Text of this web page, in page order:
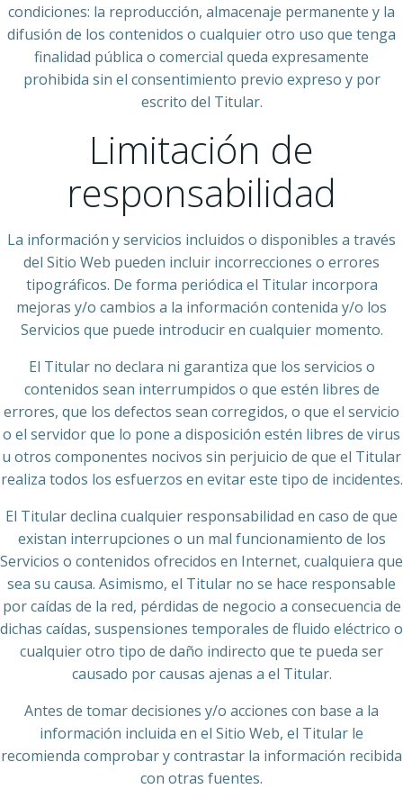
condiciones: la reproducción, almacenaje permanente y la
difusión de los contenidos o cualquier otro uso que tenga
finalidad pública o comercial queda expresamente
prohibida sin el consentimiento previo expreso y por
escrito del Titular.
Limitación de
responsabilidad
La información y servicios incluidos o disponibles a través
del Sitio Web pueden incluir incorrecciones o errores
tipográficos. De forma periódica el Titular incorpora
mejoras y/o cambios a la información contenida y/o los
Servicios que puede introducir en cualquier momento.
El Titular no declara ni garantiza que los servicios o
contenidos sean interrumpidos o que estén libres de
errores, que los defectos sean corregidos, o que el servicio
o el servidor que lo pone a disposición estén libres de virus
u otros componentes nocivos sin perjuicio de que el Titular
realiza todos los esfuerzos en evitar este tipo de incidentes.
El Titular declina cualquier responsabilidad en caso de que
existan interrupciones o un mal funcionamiento de los
Servicios o contenidos ofrecidos en Internet, cualquiera que
sea su causa. Asimismo, el Titular no se hace responsable
por caídas de la red, pérdidas de negocio a consecuencia de
dichas caídas, suspensiones temporales de fluido eléctrico o
cualquier otro tipo de daño indirecto que te pueda ser
causado por causas ajenas a el Titular.
Antes de tomar decisiones y/o acciones con base a la
información incluida en el Sitio Web, el Titular le
recomienda comprobar y contrastar la información recibida
con otras fuentes.